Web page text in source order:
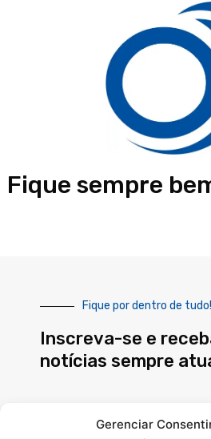
Gerenciar
Fique sempre
Fique por dentro de tudo!
Inscreva-se e
notícias sempre